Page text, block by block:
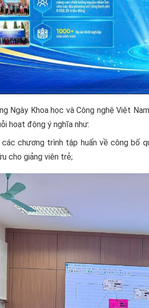
Ngày Khoa học và Công nghệ Việt
hoạt động ý nghĩa như:
chương trình tập huấn về công bố
cho giảng viên trẻ;